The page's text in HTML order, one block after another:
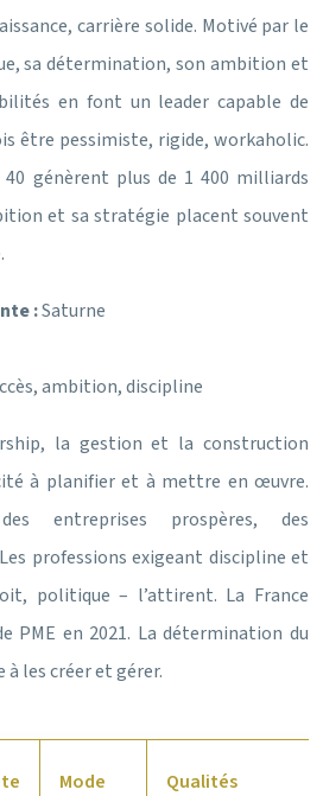
carrière solide. Motivé par le
sa détermination, son ambition et
en font un leader capable de
être pessimiste, rigide, workaholic.
40 génèrent plus de 1 400 milliards
et sa stratégie placent souvent
:Saturne
ambition, discipline
la gestion et la construction
à planifier et à mettre en œuvre.
entreprises prospères, des
professions exigeant discipline et
politique – l’attirent. La France
PME en 2021. La détermination du
les créer et gérer.
Mode Qualités